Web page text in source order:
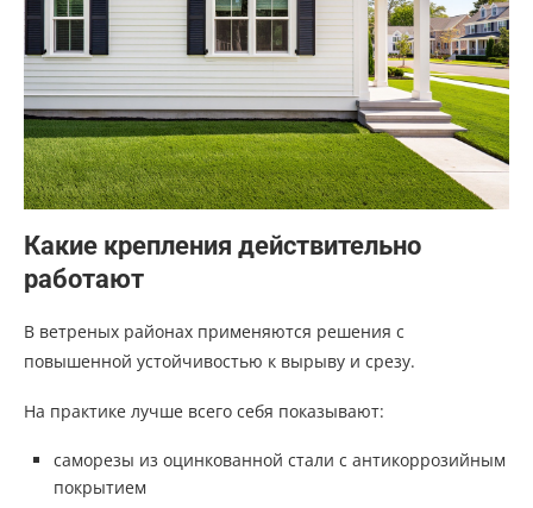
Какие крепления действительно
работают
В ветреных районах применяются решения с
повышенной устойчивостью к вырыву и срезу.
На практике лучше всего себя показывают:
саморезы из оцинкованной стали с антикоррозийным
покрытием